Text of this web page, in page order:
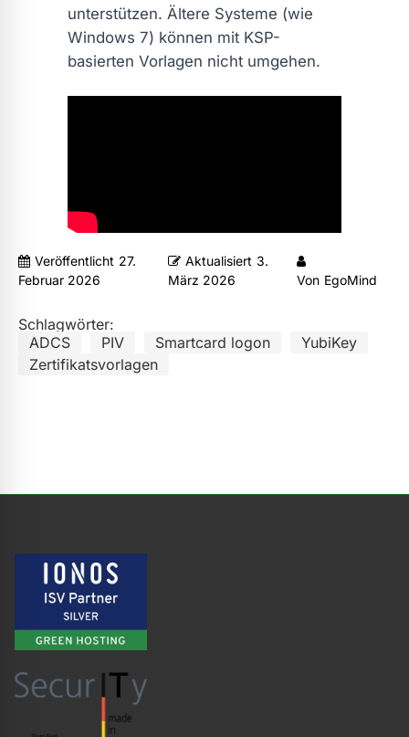
unterstützen. Ältere Systeme (wie
Windows 7) können mit KSP-
basierten Vorlagen nicht umgehen.
Veröffentlicht 27.
Februar 2026
Aktualisiert 3.
März 2026
Von EgoMind
Schlagwörter:
ADCS
PIV Smartcard logon
YubiKey
Zertifikatsvorlagen